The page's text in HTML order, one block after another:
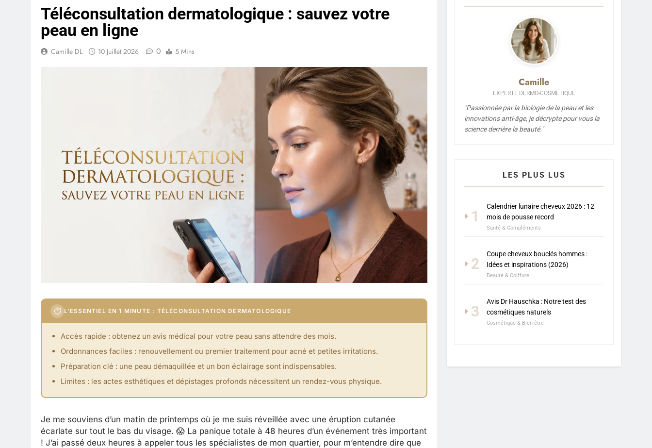
Téléconsultation dermatologique : sauvez votre
peau en ligne
Camille DL 10 Juillet 2026 0 5 Mins
⏱ L’ESSENTIEL EN 1 MINUTE : TÉLÉCONSULTATION DERMATOLOGIQUE
Accès rapide : obtenez un avis médical pour votre peau sans attendre des mois.
Ordonnances faciles : renouvellement ou premier traitement pour acné et petites irritations.
Préparation clé : une peau démaquillée et un bon éclairage sont indispensables.
Limites : les actes esthétiques et dépistages profonds nécessitent un rendez-vous physique.
Je me souviens d’un matin de printemps où je me suis réveillée avec une éruption cutanée
écarlate sur tout le bas du visage. 😱 La panique totale à 48 heures d’un événement très important
! J’ai passé deux heures à appeler tous les spécialistes de mon quartier, pour m’entendre dire que
Camille
EXPERTE DERMO-COSMÉTIQUE
"Passionnée par la biologie de la peau et les
innovations anti-âge, je décrypte pour vous la
science derrière la beauté."
LES PLUS LUS
1
Calendrier lunaire cheveux 2026 : 12
mois de pousse record
Santé & Compléments
2
Coupe cheveux bouclés hommes :
Idées et inspirations (2026)
Beauté & Coiffure
3
Avis Dr Hauschka : Notre test des
cosmétiques naturels
Cosmétique & Bien-être